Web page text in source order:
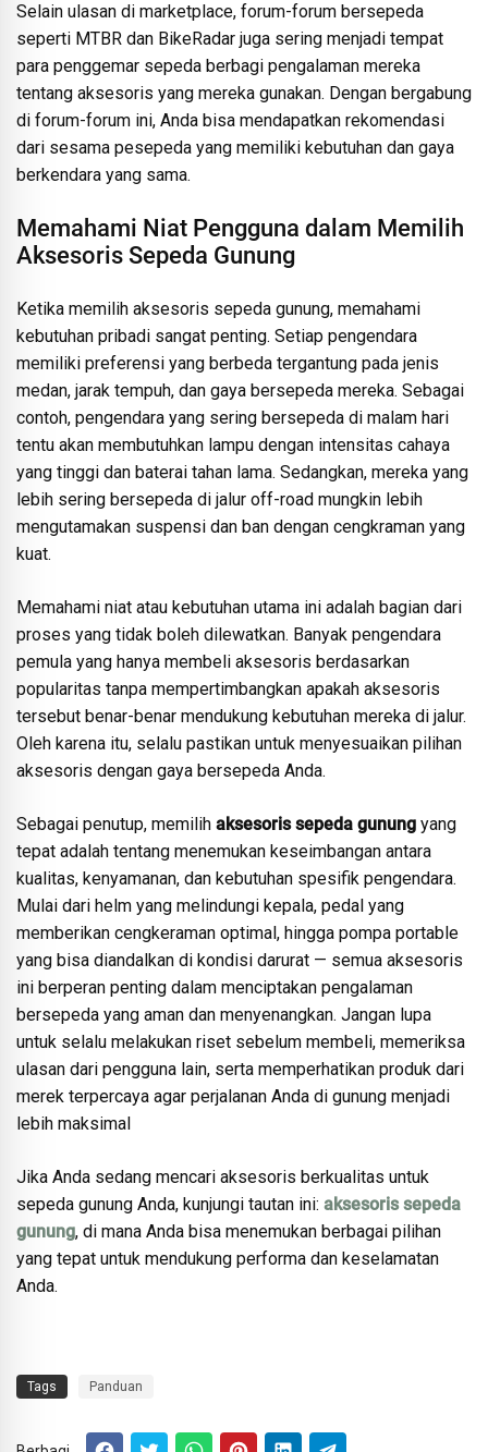
Selain ulasan di marketplace, forum-forum bersepeda
seperti MTBR dan BikeRadar juga sering menjadi tempat
para penggemar sepeda berbagi pengalaman mereka
tentang aksesoris yang mereka gunakan. Dengan bergabung
di forum-forum ini, Anda bisa mendapatkan rekomendasi
dari sesama pesepeda yang memiliki kebutuhan dan gaya
berkendara yang sama.
Memahami Niat Pengguna dalam Memilih
Aksesoris Sepeda Gunung
Ketika memilih aksesoris sepeda gunung, memahami
kebutuhan pribadi sangat penting. Setiap pengendara
memiliki preferensi yang berbeda tergantung pada jenis
medan, jarak tempuh, dan gaya bersepeda mereka. Sebagai
contoh, pengendara yang sering bersepeda di malam hari
tentu akan membutuhkan lampu dengan intensitas cahaya
yang tinggi dan baterai tahan lama. Sedangkan, mereka yang
lebih sering bersepeda di jalur off-road mungkin lebih
mengutamakan suspensi dan ban dengan cengkraman yang
kuat.
Memahami niat atau kebutuhan utama ini adalah bagian dari
proses yang tidak boleh dilewatkan. Banyak pengendara
pemula yang hanya membeli aksesoris berdasarkan
popularitas tanpa mempertimbangkan apakah aksesoris
tersebut benar-benar mendukung kebutuhan mereka di jalur.
Oleh karena itu, selalu pastikan untuk menyesuaikan pilihan
aksesoris dengan gaya bersepeda Anda.
Sebagai penutup, memilih aksesoris sepeda gunung yang
tepat adalah tentang menemukan keseimbangan antara
kualitas, kenyamanan, dan kebutuhan spesifik pengendara.
Mulai dari helm yang melindungi kepala, pedal yang
memberikan cengkeraman optimal, hingga pompa portable
yang bisa diandalkan di kondisi darurat — semua aksesoris
ini berperan penting dalam menciptakan pengalaman
bersepeda yang aman dan menyenangkan. Jangan lupa
untuk selalu melakukan riset sebelum membeli, memeriksa
ulasan dari pengguna lain, serta memperhatikan produk dari
merek terpercaya agar perjalanan Anda di gunung menjadi
lebih maksimal
Jika Anda sedang mencari aksesoris berkualitas untuk
sepeda gunung Anda, kunjungi tautan ini: aksesoris sepeda
gunung, di mana Anda bisa menemukan berbagai pilihan
yang tepat untuk mendukung performa dan keselamatan
Anda.
Tags Panduan